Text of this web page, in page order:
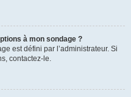
à mon sondage ?
est défini par l’administrateur. Si
contactez-le.